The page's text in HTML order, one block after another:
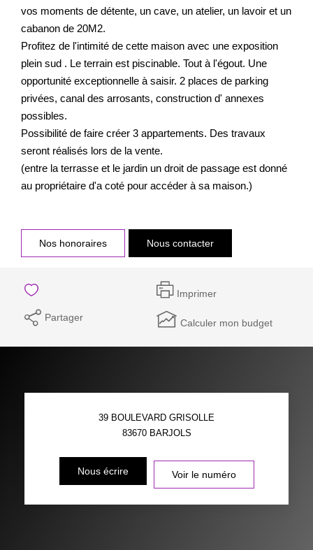
vos moments de détente, un cave, un atelier, un lavoir et un
cabanon de 20M2.
Profitez de l'intimité de cette maison avec une exposition
plein sud . Le terrain est piscinable. Tout à l'égout. Une
opportunité exceptionnelle à saisir. 2 places de parking
privées, canal des arrosants, construction d' annexes
possibles.
Possibilité de faire créer 3 appartements. Des travaux
seront réalisés lors de la vente.
(entre la terrasse et le jardin un droit de passage est donné
au propriétaire d'a coté pour accéder à sa maison.)
Nos honoraires Nous contacter
Imprimer
Partager Calculer mon budget
39 BOULEVARD GRISOLLE
83670 BARJOLS
Nous écrire Voir le numéro